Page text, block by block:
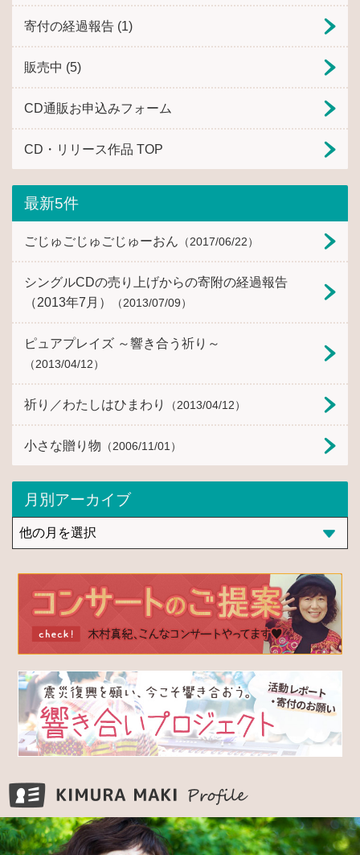
寄付の経過報告 (1)
販売中 (5)
CD通販お申込みフォーム
CD・リリース作品 TOP
最新5件
ごじゅごじゅごじゅーおん （2017/06/22）
シングルCDの売り上げからの寄附の経過報告
（2013年7月）
（2013/07/09）
ピュアプレイズ ～響き合う祈り～
（2013/04/12）
祈り／わたしはひまわり （2013/04/12）
小さな贈り物 （2006/11/01）
月別アーカイブ